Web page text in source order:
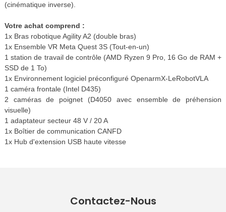
(cinématique inverse).
Votre achat comprend :
1x Bras robotique Agility A2 (double bras)
1x Ensemble VR Meta Quest 3S (Tout-en-un)
1 station de travail de contrôle (AMD Ryzen 9 Pro, 16 Go de RAM +
SSD de 1 To)
1x Environnement logiciel préconfiguré OpenarmX-LeRobotVLA
1 caméra frontale (Intel D435)
2 caméras de poignet (D4050 avec ensemble de préhension
visuelle)
1 adaptateur secteur 48 V / 20 A
1x Boîtier de communication CANFD
1x Hub d'extension USB haute vitesse
Contactez-Nous